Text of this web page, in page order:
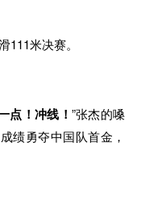
米决赛。
点！冲线！ ”张杰的嗓
绩勇夺中国队首金，